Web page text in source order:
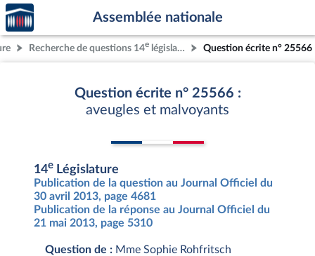
Aller au contenu
Aller en bas de la page
Accèder
à la
page
d'accueil
Assemblée nationale
Recherche de questions 14e législature Question écrite n° 25566
Question écrite n° 25566 :
aveugles et malvoyants
14e Législature
Publication de la question au Journal Officiel du
30 avril 2013, page 4681
Publication de la réponse au Journal Officiel du
21 mai 2013, page 5310
Question de : Mme Sophie Rohfritsch